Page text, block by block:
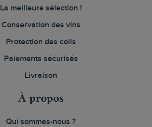
La meilleure sélection !
Conservation des vins
Protection des colis
Paiements sécurisés
Livraison
À propos
Qui sommes-nous ?